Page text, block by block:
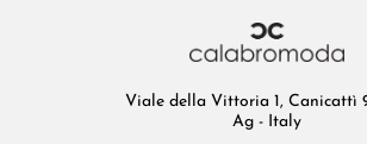
Viale della Vittoria 1, Canicattì
Ag - Italy